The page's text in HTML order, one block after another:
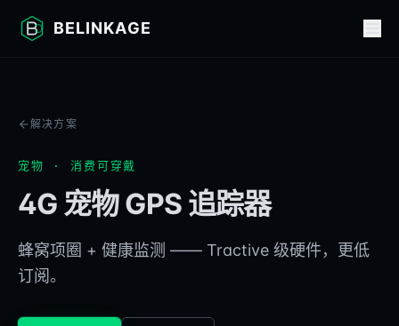
BELINKAGE
解决方案
宠物 · 消费可穿戴
4G 宠物 GPS 追踪器
蜂窝项圈 + 健康监测 —— Tractive 级硬件，更低
订阅。